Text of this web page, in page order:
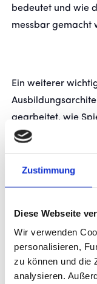
Zustimmung
Diese Webseite
Wir verwenden
personalisieren,
zu können und die
analysieren.
bedeutet und wie
messbar gemacht
Ein weiterer
gearbeitet, wie
werden kann.
Sprache auf dem
Spielprinzipien
werden, damit die
besser verstehen.
dabei in der